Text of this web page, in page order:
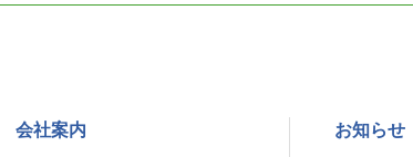
会社案内 お知らせ